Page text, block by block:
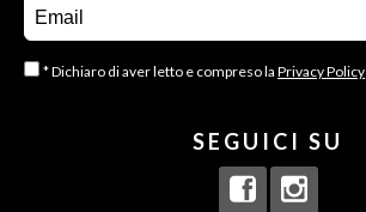
* Dichiaro di aver letto e compreso la Privacy Policy
SEGUICI SU